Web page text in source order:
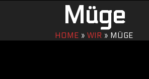
Müge
HOME » WIR » MÜGE